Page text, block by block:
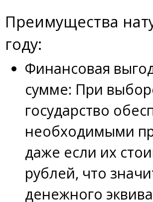
Преимущества
году:
Финансовая
сумме: При
государство
необходимыми
даже если их
рублей, что
денежного